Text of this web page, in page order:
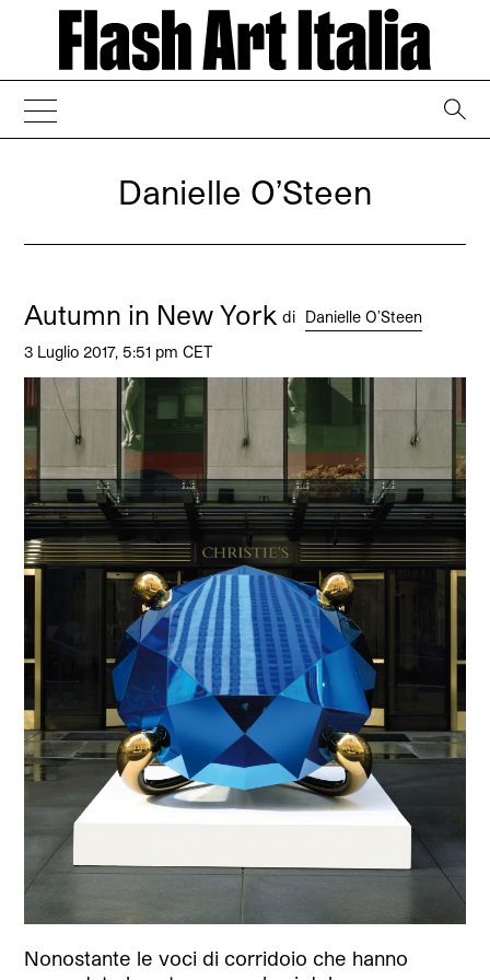
Danielle O’Steen
Autumn in New York di Danielle O’Steen
3 Luglio 2017, 5:51 pm CET
Nonostante le voci di corridoio che hanno